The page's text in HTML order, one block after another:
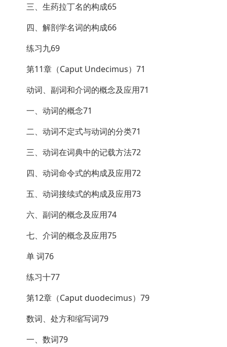
三、生药拉丁名的构成65
四、解剖学名词的构成66
练习九69
第11章（Caput Undecimus）71
动词、副词和介词的概念及应用71
一、动词的概念71
二、动词不定式与动词的分类71
三、动词在词典中的记载方法72
四、动词命令式的构成及应用72
五、动词接续式的构成及应用73
六、副词的概念及应用74
七、介词的概念及应用75
单 词76
练习十77
第12章（Caput duodecimus）79
数词、处方和缩写词79
一、数词79